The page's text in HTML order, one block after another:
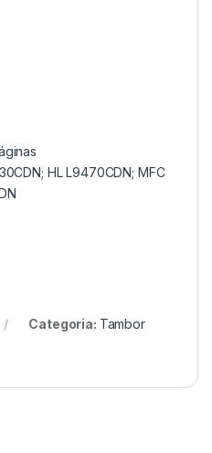
HL L9470CDN; MFC
Categoria: Tambor